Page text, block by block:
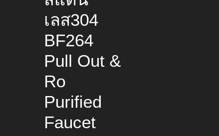
เลส304
BF264
Pull Out &
Ro
Purified
Faucet